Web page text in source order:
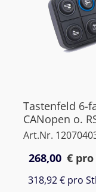
Tastenfeld 6-
CANopen o.
Art.Nr.
268,00 €
318,92 € pro